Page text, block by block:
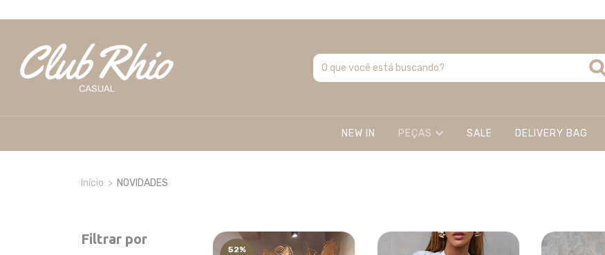
NEW IN PEÇAS SALE DELIVERY BAG
Início > NOVIDADES
Filtrar por
52%